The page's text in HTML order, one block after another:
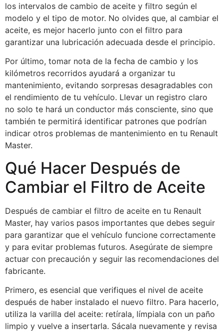
los intervalos de cambio de aceite y filtro según el
modelo y el tipo de motor. No olvides que, al cambiar el
aceite, es mejor hacerlo junto con el filtro para
garantizar una lubricación adecuada desde el principio.
Por último, tomar nota de la fecha de cambio y los
kilómetros recorridos ayudará a organizar tu
mantenimiento, evitando sorpresas desagradables con
el rendimiento de tu vehículo. Llevar un registro claro
no solo te hará un conductor más consciente, sino que
también te permitirá identificar patrones que podrían
indicar otros problemas de mantenimiento en tu Renault
Master.
Qué Hacer Después de
Cambiar el Filtro de Aceite
Después de cambiar el filtro de aceite en tu Renault
Master, hay varios pasos importantes que debes seguir
para garantizar que el vehículo funcione correctamente
y para evitar problemas futuros. Asegúrate de siempre
actuar con precaución y seguir las recomendaciones del
fabricante.
Primero, es esencial que verifiques el nivel de aceite
después de haber instalado el nuevo filtro. Para hacerlo,
utiliza la varilla del aceite: retírala, límpiala con un paño
limpio y vuelve a insertarla. Sácala nuevamente y revisa